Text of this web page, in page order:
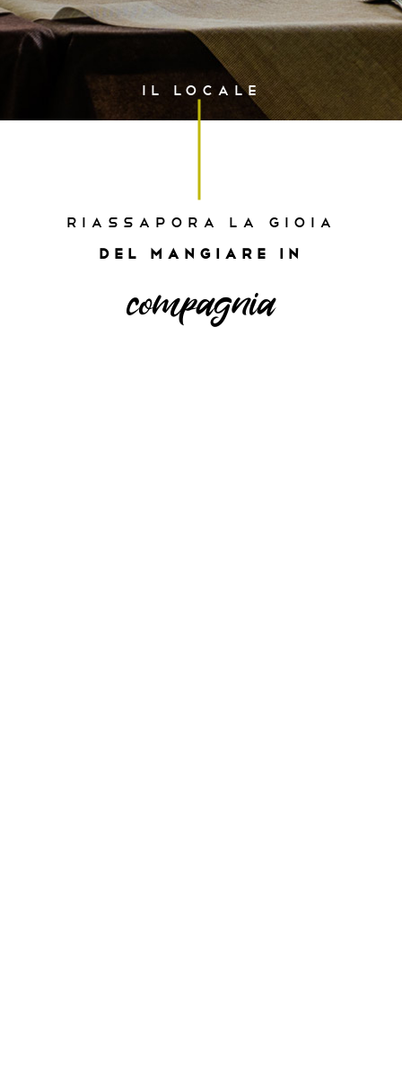
IL LOCALE
RIASSAPORA LA GIOIA
DEL MANGIARE IN
compagnia